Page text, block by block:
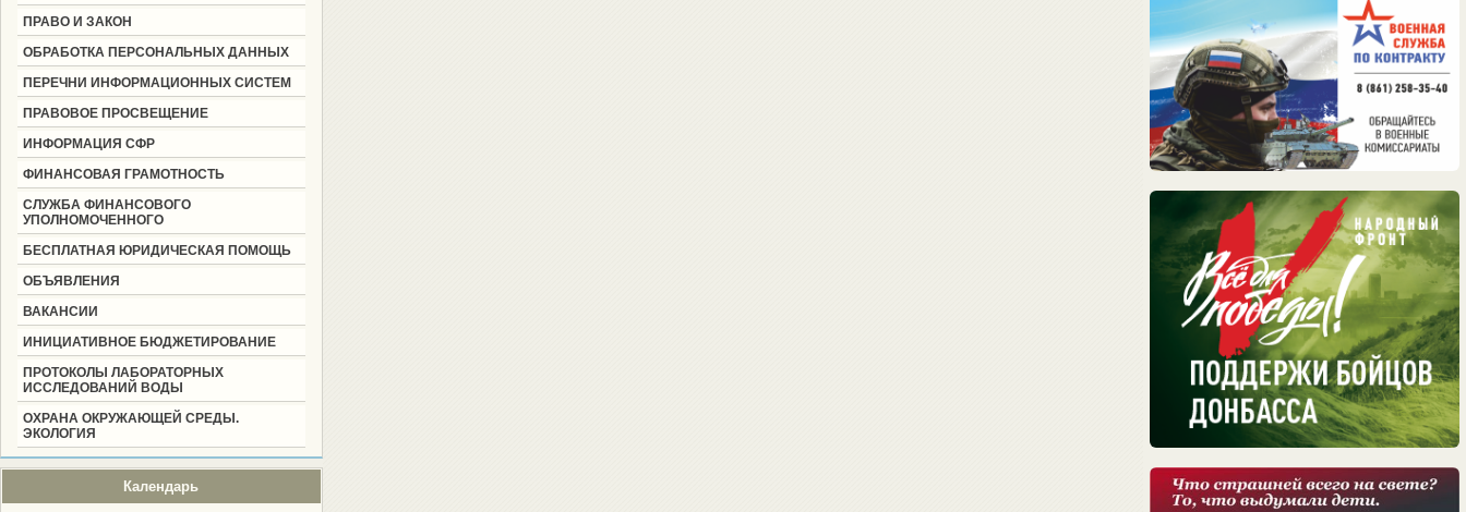
ПРАВО И ЗАКОН
ОБРАБОТКА ПЕРСОНАЛЬНЫХ ДАННЫХ
ПЕРЕЧНИ ИНФОРМАЦИОННЫХ СИСТЕМ
ПРАВОВОЕ ПРОСВЕЩЕНИЕ
ИНФОРМАЦИЯ СФР
ФИНАНСОВАЯ ГРАМОТНОСТЬ
СЛУЖБА ФИНАНСОВОГО
УПОЛНОМОЧЕННОГО
БЕСПЛАТНАЯ ЮРИДИЧЕСКАЯ ПОМОЩЬ
ОБЪЯВЛЕНИЯ
ВАКАНСИИ
ИНИЦИАТИВНОЕ БЮДЖЕТИРОВАНИЕ
ПРОТОКОЛЫ ЛАБОРАТОРНЫХ
ИССЛЕДОВАНИЙ ВОДЫ
ОХРАНА ОКРУЖАЮЩЕЙ СРЕДЫ.
ЭКОЛОГИЯ
Календарь